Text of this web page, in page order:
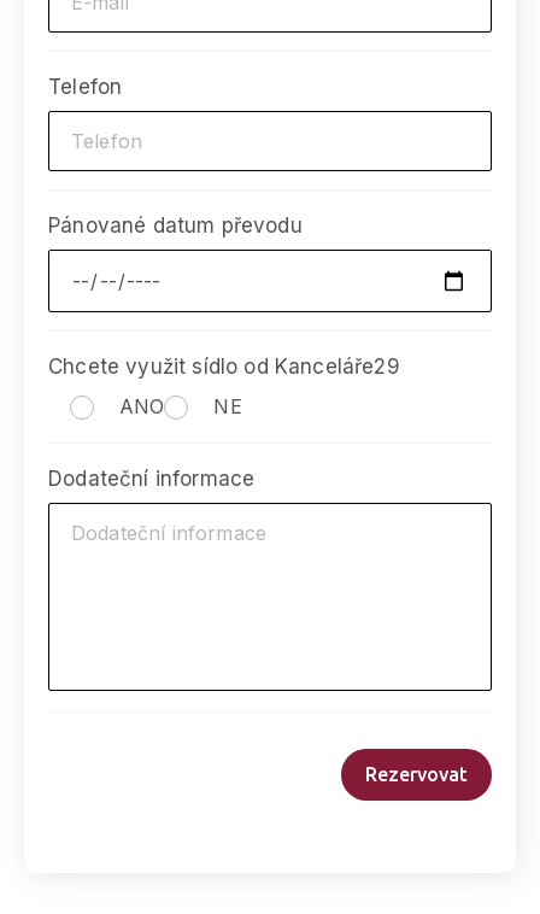
Telefon
Pánované datum převodu
Chcete využit sídlo od Kanceláře29
ANO
NE
Dodateční informace